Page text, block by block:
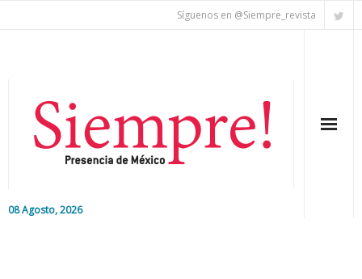
Síguenos en @Siempre_revista
08 Agosto, 2026